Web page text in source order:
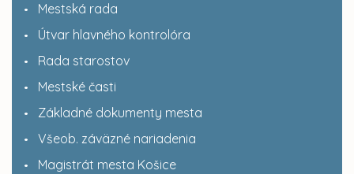
Mestská rada
Útvar hlavného kontrolóra
Rada starostov
Mestské časti
Základné dokumenty mesta
Všeob. záväzné nariadenia
Magistrát mesta Košice